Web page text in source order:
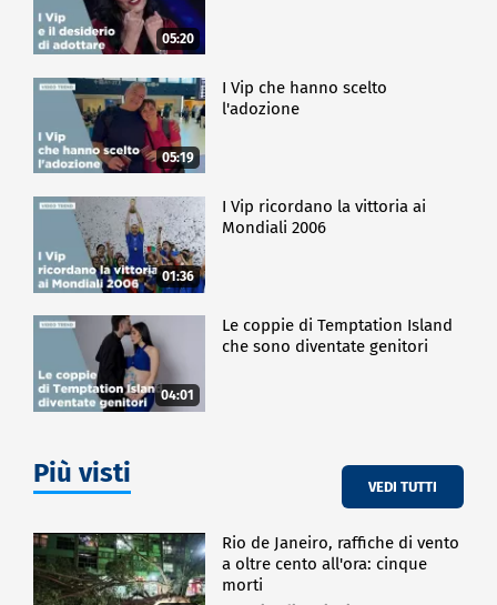
05:20
05:19
I Vip che hanno scelto
l'adozione
01:36
I Vip ricordano la vittoria ai
Mondiali 2006
04:01
Le coppie di Temptation Island
che sono diventate genitori
Più visti VEDI TUTTI
Rio de Janeiro, raffiche di vento
a oltre cento all'ora: cinque
morti